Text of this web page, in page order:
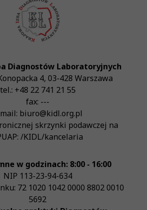
Diagnostów Laboratoryjnych
4, 03-428 Warszawa
tel.: +48 22 741 21 55
fax: ---
biuro@kidl.org.pl
skrzynki podawczej na
/KIDL/kancelaria
w godzinach: 8:00 - 16:00
NIP 113-23-94-634
72 1020 1042 0000 8802 0010
5692